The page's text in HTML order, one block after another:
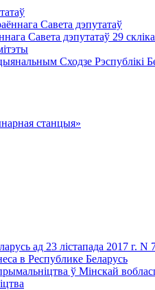
Савета дэпутатаў
Савета дэпутатаў 29
Сходзе Рэспублікі
станцыя»
ад 23 лістапада 2017 г.
в Республике Беларусь
ў Мінскай